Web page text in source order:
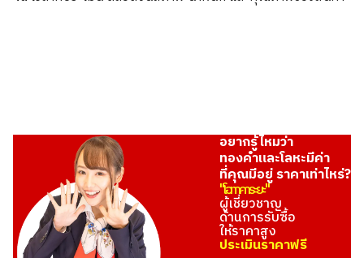
อยากรู้ไหมว่า
ทองคำและโลหะมีค่า
ที่คุณมีอยู่ ราคาเท่าไหร่?
"โอทาคาระยะ"
ผู้เชี่ยวชาญ
ด้านการรับซื้อ
ให้ราคาสูง
ประเมินราคาฟรี